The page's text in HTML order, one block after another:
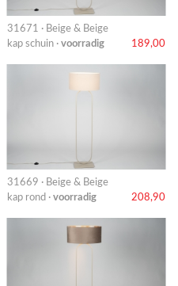
31671 · Beige & Beige
kap schuin · voorradig 189,00
31669 · Beige & Beige
kap rond · voorradig 208,90